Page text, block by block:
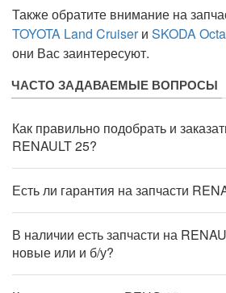
Также обратите внимание на
TOYOTA Land Cruiserи SKODA
они Вас заинтересуют.
ЧАСТО ЗАДАВАЕМЫЕ ВОПРОСЫ
Как правильно подобрать и
RENAULT 25?
Есть ли гарантия на запчасти
В наличии есть запчасти на
новые или и б/у?